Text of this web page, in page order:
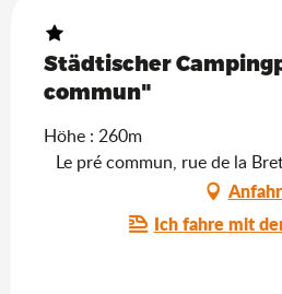
Städtischer
commun"
Höhe : 260m
Le pré commun, rue de la
Ich fahre mit